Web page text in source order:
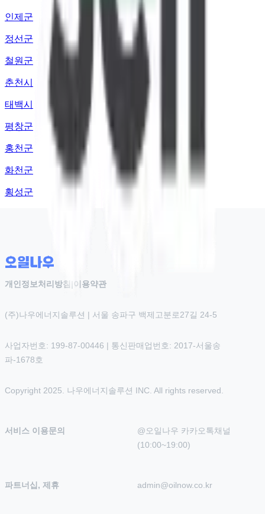
인제군
정선군
철원군
춘천시
태백시
평창군
홍천군
화천군
횡성군
개인정보처리방침 |이용약관
(주)나우에너지솔루션 | 서울 송파구 백제고분로27길 24-5
사업자번호: 199-87-00446 | 통신판매업번호: 2017-서울송
파-1678호
Copyright 2025. 나우에너지솔루션 INC. All rights reserved.
서비스 이용문의
@오일나우 카카오톡채널
(10:00~19:00)
파트너십, 제휴 admin@oilnow.co.kr